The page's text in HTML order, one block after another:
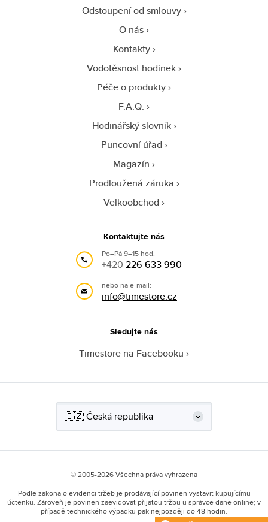
Odstoupení od smlouvy
O nás
Kontakty
Vodotěsnost hodinek
Péče o produkty
F.A.Q.
Hodinářský slovník
Puncovní úřad
Magazín
Prodloužená záruka
Velkoobchod
Kontaktujte nás
Po–Pá 9–15 hod.
+420 226 633 990
nebo na e-mail:
info@timestore.cz
Sledujte nás
Timestore na Facebooku
© 2005-2026 Všechna práva vyhrazena
Podle zákona o evidenci tržeb je prodávající povinen vystavit kupujícímu
účtenku. Zároveň je povinen zaevidovat přijatou tržbu u správce daně online; v
případě technického výpadku pak nejpozději do 48 hodin.